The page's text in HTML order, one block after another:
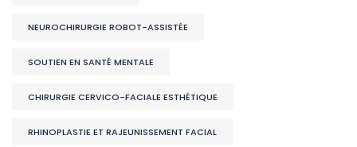
NEUROCHIRURGIE ROBOT-ASSISTÉE
SOUTIEN EN SANTÉ MENTALE
CHIRURGIE CERVICO-FACIALE ESTHÉTIQUE
RHINOPLASTIE ET RAJEUNISSEMENT FACIAL